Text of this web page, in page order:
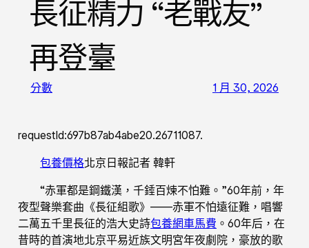
長征精力 “老戰友”
再登臺
分數 1 月 30, 2026
requestId:697b87ab4abe20.26711087.
包養價格北京日報記者 韓軒
“赤軍都是鋼鐵漢，千錘百煉不怕難。”60年前，年
夜型聲樂套曲《長征組歌》——赤軍不怕遠征難，唱響
二萬五千里長征的浩大史詩包養網車馬費 。60年后，在
昔時的首演地北京平易近族文明宮年夜劇院，豪放的歌